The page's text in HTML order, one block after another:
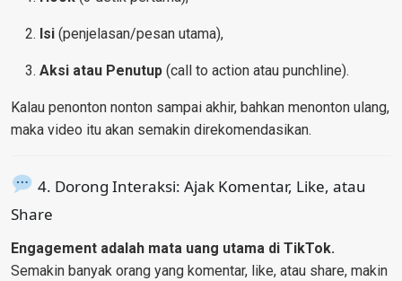
Isi (penjelasan/pesan utama),
Aksi atau Penutup (call to action atau punchline).
Kalau penonton nonton sampai akhir, bahkan menonton ulang,
maka video itu akan semakin direkomendasikan.
4. Dorong Interaksi: Ajak Komentar, Like, atau
Share
Engagement adalah mata uang utama di TikTok.
Semakin banyak orang yang komentar, like, atau share, makin